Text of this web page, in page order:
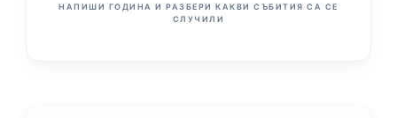
НАПИШИ ГОДИНА И РАЗБЕРИ КАКВИ СЪБИТИЯ СА СЕ
СЛУЧИЛИ